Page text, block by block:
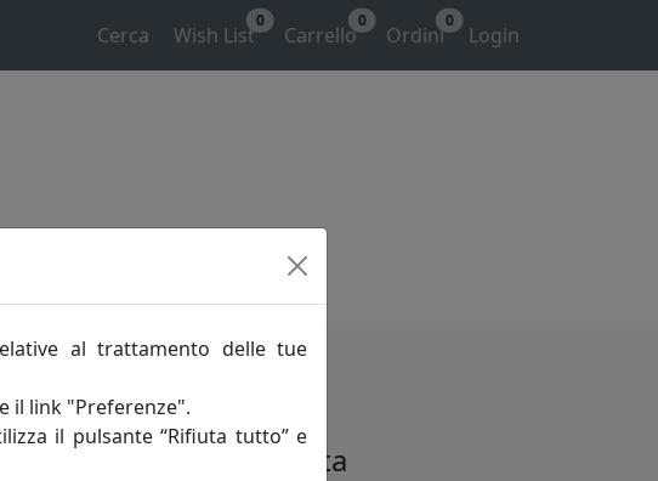
Cerca Wish List
0
Carrello
0
Ordini
0
Login
categoria desiderata
al trattamento delle tue
il link "Preferenze".
il pulsante “Rifiuta tutto” e